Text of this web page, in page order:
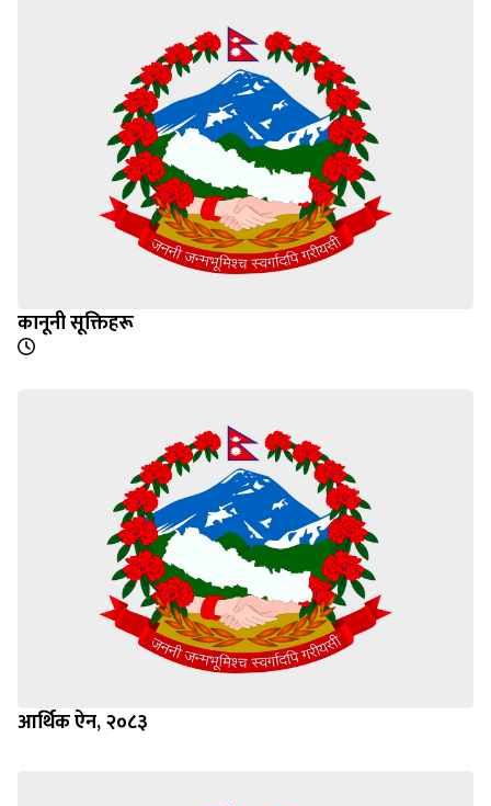
कानूनी सूक्तिहरू
आर्थिक ऐन, २०८३